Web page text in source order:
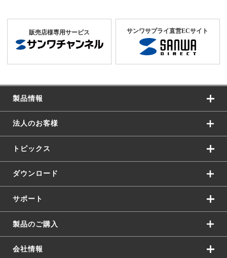
販売店様専用サービス サンワサプライ直営ECサイト
製品情報
法人のお客様
トピックス
ダウンロード
サポート
製品のご購入
会社情報